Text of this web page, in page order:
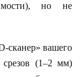
но не
сканер» вашего
срезов (1–2 мм)